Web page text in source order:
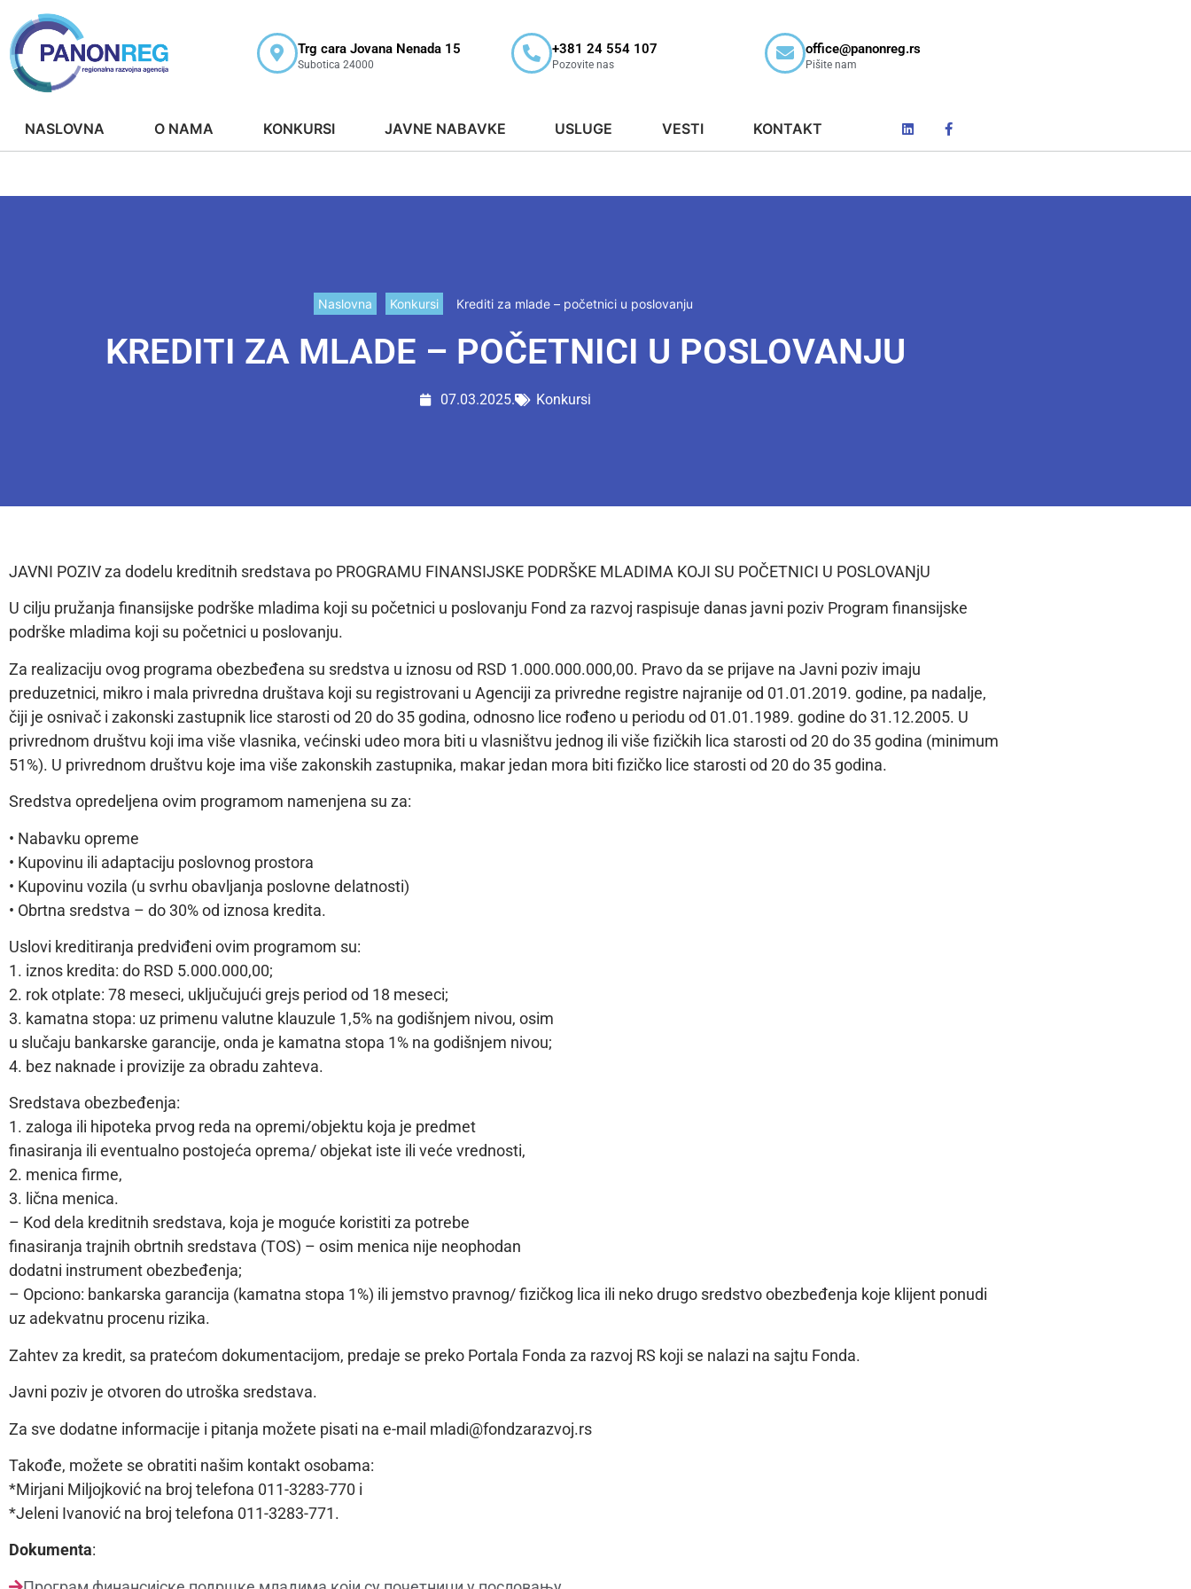
Trg cara Jovana Nenada 15
Subotica 24000
+381 24 554 107
Pozovite nas
office@panonreg.rs
Pišite nam
NASLOVNA O NAMA KONKURSI JAVNE NABAVKE USLUGE VESTI KONTAKT
Naslovna Konkursi Krediti za mlade – početnici u poslovanju
KREDITI ZA MLADE – POČETNICI U POSLOVANJU
07.03.2025. Konkursi
JAVNI POZIV za dodelu kreditnih sredstava po PROGRAMU FINANSIJSKE PODRŠKE MLADIMA KOJI SU POČETNICI U POSLOVANjU
U cilju pružanja finansijske podrške mladima koji su početnici u poslovanju Fond za razvoj raspisuje danas javni poziv Program finansijske
podrške mladima koji su početnici u poslovanju.
Za realizaciju ovog programa obezbeđena su sredstva u iznosu od RSD 1.000.000.000,00. Pravo da se prijave na Javni poziv imaju
preduzetnici, mikro i mala privredna društava koji su registrovani u Agenciji za privredne registre najranije od 01.01.2019. godine, pa nadalje,
čiji je osnivač i zakonski zastupnik lice starosti od 20 do 35 godina, odnosno lice rođeno u periodu od 01.01.1989. godine do 31.12.2005. U
privrednom društvu koji ima više vlasnika, većinski udeo mora biti u vlasništvu jednog ili više fizičkih lica starosti od 20 do 35 godina (minimum
51%). U privrednom društvu koje ima više zakonskih zastupnika, makar jedan mora biti fizičko lice starosti od 20 do 35 godina.
Sredstva opredeljena ovim programom namenjena su za:
• Nabavku opreme
• Kupovinu ili adaptaciju poslovnog prostora
• Kupovinu vozila (u svrhu obavljanja poslovne delatnosti)
• Obrtna sredstva – do 30% od iznosa kredita.
Uslovi kreditiranja predviđeni ovim programom su:
1. iznos kredita: do RSD 5.000.000,00;
2. rok otplate: 78 meseci, uključujući grejs period od 18 meseci;
3. kamatna stopa: uz primenu valutne klauzule 1,5% na godišnjem nivou, osim
u slučaju bankarske garancije, onda je kamatna stopa 1% na godišnjem nivou;
4. bez naknade i provizije za obradu zahteva.
Sredstava obezbeđenja:
1. zaloga ili hipoteka prvog reda na opremi/objektu koja je predmet
finasiranja ili eventualno postojeća oprema/ objekat iste ili veće vrednosti,
2. menica firme,
3. lična menica.
– Kod dela kreditnih sredstava, koja je moguće koristiti za potrebe
finasiranja trajnih obrtnih sredstava (TOS) – osim menica nije neophodan
dodatni instrument obezbeđenja;
– Opciono: bankarska garancija (kamatna stopa 1%) ili jemstvo pravnog/ fizičkog lica ili neko drugo sredstvo obezbeđenja koje klijent ponudi
uz adekvatnu procenu rizika.
Zahtev za kredit, sa pratećom dokumentacijom, predaje se preko Portala Fonda za razvoj RS koji se nalazi na sajtu Fonda.
Javni poziv je otvoren do utroška sredstava.
Za sve dodatne informacije i pitanja možete pisati na e-mail mladi@fondzarazvoj.rs
Takođe, možete se obratiti našim kontakt osobama:
*Mirjani Miljojković na broj telefona 011-3283-770 i
*Jeleni Ivanović na broj telefona 011-3283-771.
Dokumenta: